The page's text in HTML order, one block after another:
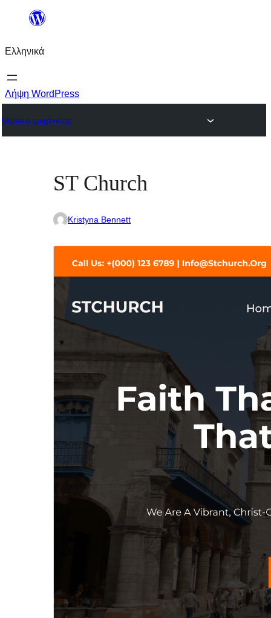
Μετάβαση
περιεχόμενο
Ελληνικά
Λήψη WordPress
Θέματα εμφάνισης
ST Church
Kristyna Bennett